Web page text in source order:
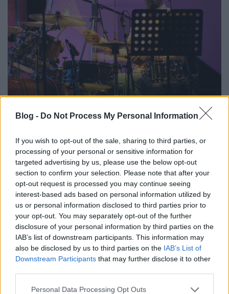
Blog - Do Not Process My Personal Information
If you wish to opt-out of the sale, sharing to third parties, or
processing of your personal or sensitive information for
targeted advertising by us, please use the below opt-out
section to confirm your selection. Please note that after your
opt-out request is processed you may continue seeing
interest-based ads based on personal information utilized by
us or personal information disclosed to third parties prior to
your opt-out. You may separately opt-out of the further
disclosure of your personal information by third parties on the
IAB’s list of downstream participants. This information may
also be disclosed by us to third parties on the IAB’s List of
Downstream Participants that may further disclose it to other
Please note that this website/app uses one or more Google
Personal Data Processing Opt Outs
There Were Swallowstémáját egy egyre durvuló és
absztrakt mű követte. „A kelletlen szaxofonost” egy
igazi csemege, azazBrüninghausszólója folytatta,
mely kezdeti csilingelés idővel keményebbé és egyre
nehezebben emészthetővé vált. A repertoár első
másfél órájában megismerhettük a „klasszikus
Garbareket”, majd a második óra a „modern
Garbarekről ” szólt. Álmomban sem gondoltam
volna, hogy szinte táncolható szerzemények és a
közönséget bevonó, interaktív játék is a koncert része
lesz. A három egymást követő, fantasztikusan jó
hangulatú új kompozíció kevert stílusjegyei között
megtalálhattuk a flamenco-calypso, hip hop-reggae
és techno-metal kombinációit.Julio Barreto